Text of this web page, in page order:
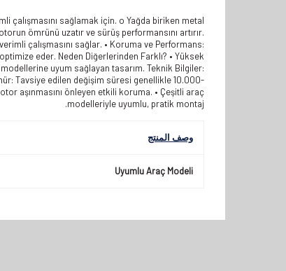
çalışmasını sağlamak için. o Yağda biriken metal
ömrünü uzatır ve sürüş performansını artırır.
çalışmasını sağlar. • Koruma ve Performans:
eder. Neden Diğerlerinden Farklı? • Yüksek
uyum sağlayan tasarım. Teknik Bilgiler:
Tavsiye edilen değişim süresi genellikle 10.000-
aşınmasını önleyen etkili koruma. • Çeşitli araç
modelleriyle uyumlu, pratik montaj.
وصف المنتج
Uyumlu Araç Modeli